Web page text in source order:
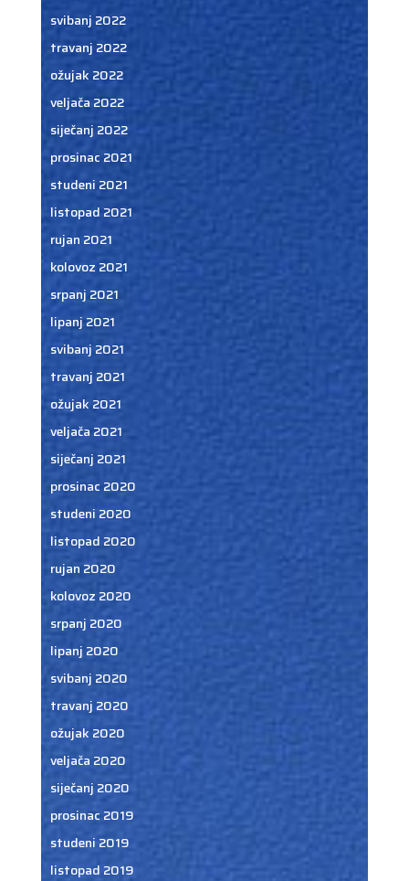
svibanj 2022
travanj 2022
ožujak 2022
veljača 2022
siječanj 2022
prosinac 2021
studeni 2021
listopad 2021
rujan 2021
kolovoz 2021
srpanj 2021
lipanj 2021
svibanj 2021
travanj 2021
ožujak 2021
veljača 2021
siječanj 2021
prosinac 2020
studeni 2020
listopad 2020
rujan 2020
kolovoz 2020
srpanj 2020
lipanj 2020
svibanj 2020
travanj 2020
ožujak 2020
veljača 2020
siječanj 2020
prosinac 2019
studeni 2019
listopad 2019